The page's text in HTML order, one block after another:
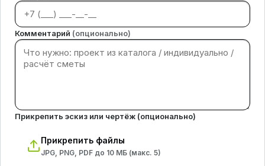
Комментарий (опционально)
Прикрепить эскиз или чертёж (опционально)
Прикрепить файлы
JPG, PNG, PDF до 10 МБ (макс. 5)